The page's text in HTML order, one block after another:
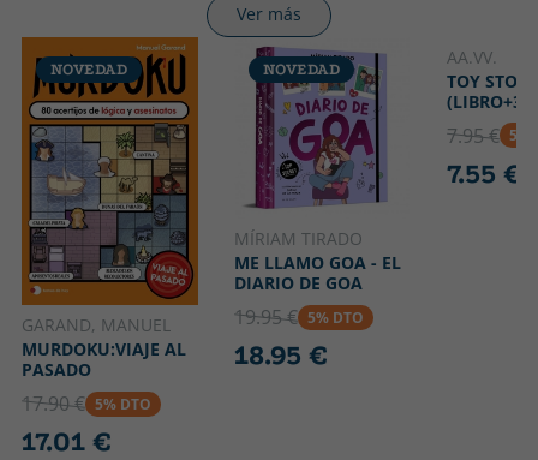
Ver más
NOVEDAD
GARAND, MANUEL
MURDOKU:VIAJE AL
PASADO
17.90 € 5% DTO
17.01 €
NOVEDAD
MÍRIAM TIRADO
ME LLAMO GOA - EL
DIARIO DE GOA
19.95 € 5% DTO
18.95 €
AA.VV.
TOY
(LIBRO+3
7.95 € 5%
7.55 €